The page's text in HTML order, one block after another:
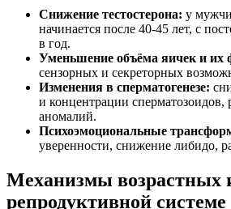
Снижение тестостерона: у
начинается после 40-45 лет, с
в год.
Уменьшение объёма яичек и их
сензорных и секреторных
Изменения в сперматогенезе:
и концентрации сперматозоидов,
аномалий.
Психоэмоциональные
уверенности, снижение либидо,
Механизмы возрастных
репродуктивной системе